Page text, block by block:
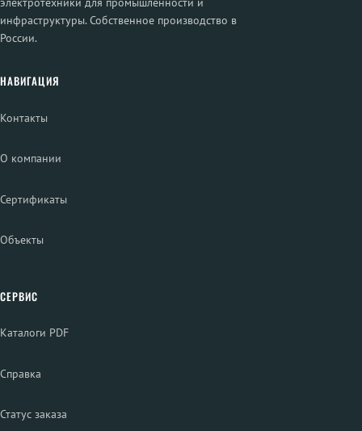
инфраструктуры. Собственное производство в
России.
НАВИГАЦИЯ
Контакты
О компании
Сертификаты
Объекты
СЕРВИС
Каталоги PDF
Справка
Статус заказа